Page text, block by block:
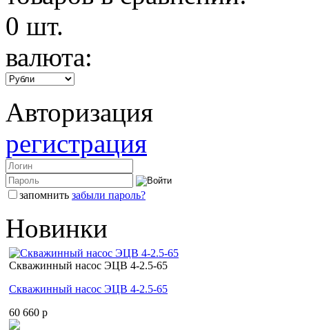
0 шт.
валюта:
Авторизация
регистрация
запомнить забыли пароль?
Новинки
Скважинный насос ЭЦВ 4-2.5-65
Скважинный насос ЭЦВ 4-2.5-65
60 660 p